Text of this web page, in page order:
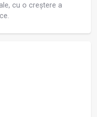
cu o creștere a